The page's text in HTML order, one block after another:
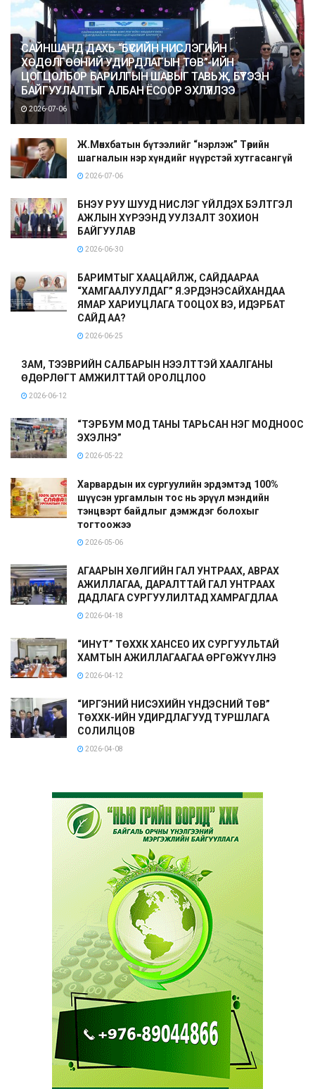
САЙНШАНД ДАХЬ “БҮСИЙН НИСЛЭГИЙН
ХӨДӨЛГӨӨНИЙ УДИРДЛАГЫН ТӨВ”-ИЙН
ЦОГЦОЛБОР БАРИЛГЫН ШАВЫГ ТАВЬЖ, БҮТЭЭН
БАЙГУУЛАЛТЫГ АЛБАН ЁСООР ЭХЛҮҮЛЛЭЭ
2026-07-06
Ж.Мөнхбатын бүтээлийг “нэрлэж” Төрийн
шагналын нэр хүндийг нүүрстэй хутгасангүй
2026-07-06
БНЭУ РУУ ШУУД НИСЛЭГ ҮЙЛДЭХ БЭЛТГЭЛ
АЖЛЫН ХҮРЭЭНД УУЛЗАЛТ ЗОХИОН
БАЙГУУЛАВ
2026-06-30
БАРИМТЫГ ХААЦАЙЛЖ, САЙДААРАА
“ХАМГААЛУУЛДАГ” Я.ЭРДЭНЭСАЙХАНДАА
ЯМАР ХАРИУЦЛАГА ТООЦОХ ВЭ, ИДЭРБАТ
САЙД АА?
2026-06-25
ЗАМ, ТЭЭВРИЙН САЛБАРЫН НЭЭЛТТЭЙ ХААЛГАНЫ
ӨДӨРЛӨГТ АМЖИЛТТАЙ ОРОЛЦЛОО
2026-06-12
“ТЭРБУМ МОД ТАНЫ ТАРЬСАН НЭГ МОДНООС
ЭХЭЛНЭ”
2026-05-22
Харвардын их сургуулийн эрдэмтэд 100%
шүүсэн ургамлын тос нь эрүүл мэндийн
тэнцвэрт байдлыг дэмждэг болохыг
тогтоожээ
2026-05-06
АГААРЫН ХӨЛГИЙН ГАЛ УНТРААХ, АВРАХ
АЖИЛЛАГАА, ДАРАЛТТАЙ ГАЛ УНТРААХ
ДАДЛАГА СУРГУУЛИЛТАД ХАМРАГДЛАА
2026-04-18
“ИНҮТ” ТӨХХК ХАНСЕО ИХ СУРГУУЛЬТАЙ
ХАМТЫН АЖИЛЛАГААГАА ӨРГӨЖҮҮЛНЭ
2026-04-12
“ИРГЭНИЙ НИСЭХИЙН ҮНДЭСНИЙ ТӨВ”
ТӨХХК-ИЙН УДИРДЛАГУУД ТУРШЛАГА
СОЛИЛЦОВ
2026-04-08